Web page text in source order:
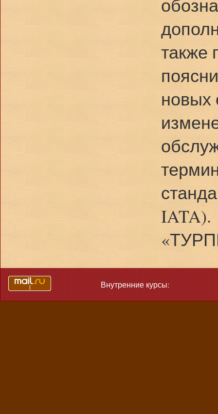
также
новых
Внутренние курсы: